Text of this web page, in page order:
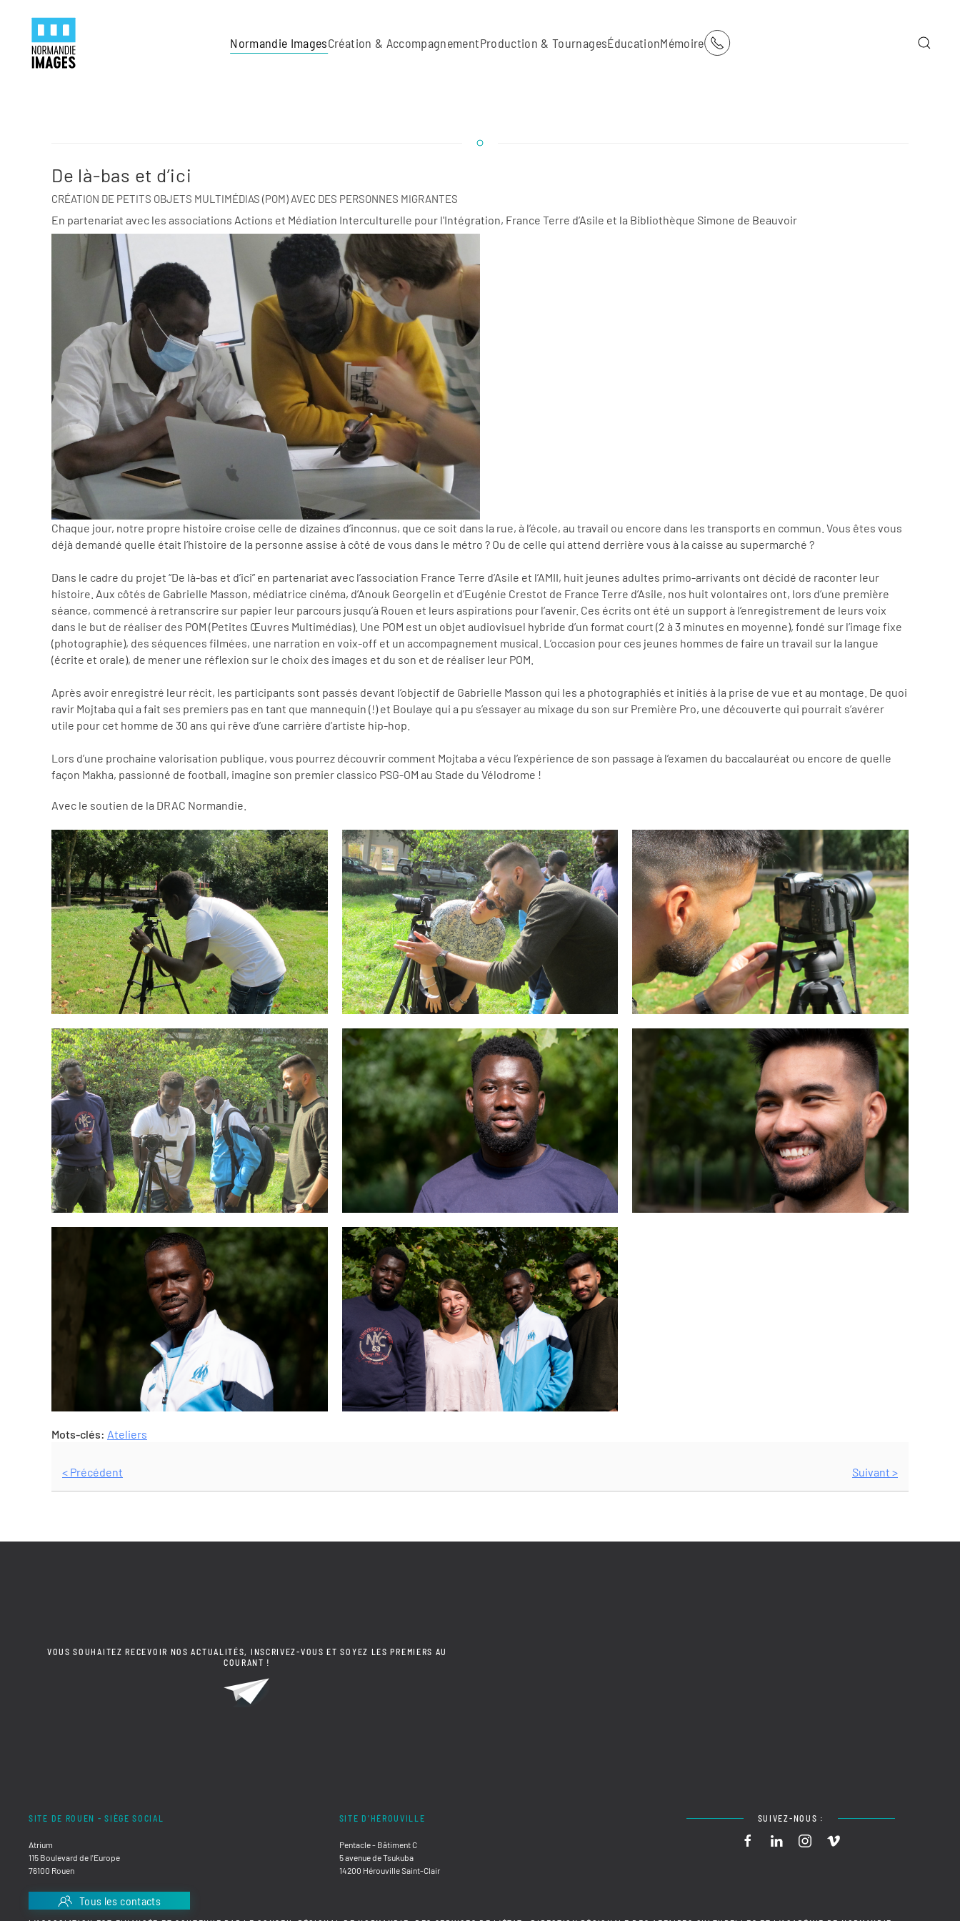
Skip to main content
Normandie ImagesCréation & AccompagnementProduction & TournagesÉducationMémoire
De là-bas et d’ici
CRÉATION DE PETITS OBJETS MULTIMÉDIAS (POM) AVEC DES PERSONNES MIGRANTES
En partenariat avec les associations Actions et Médiation Interculturelle pour l'Intégration, France Terre d’Asile et la Bibliothèque Simone de Beauvoir
Chaque jour, notre propre histoire croise celle de dizaines d’inconnus, que ce soit dans la rue, à l’école, au travail ou encore dans les transports en commun. Vous êtes vous
déjà demandé quelle était l’histoire de la personne assise à côté de vous dans le métro ? Ou de celle qui attend derrière vous à la caisse au supermarché ?
Dans le cadre du projet “De là-bas et d’ici” en partenariat avec l’association France Terre d’Asile et l’AMII, huit jeunes adultes primo-arrivants ont décidé de raconter leur
histoire. Aux côtés de Gabrielle Masson, médiatrice cinéma, d’Anouk Georgelin et d’Eugénie Crestot de France Terre d’Asile, nos huit volontaires ont, lors d’une première
séance, commencé à retranscrire sur papier leur parcours jusqu’à Rouen et leurs aspirations pour l’avenir. Ces écrits ont été un support à l’enregistrement de leurs voix
dans le but de réaliser des POM (Petites Œuvres Multimédias). Une POM est un objet audiovisuel hybride d’un format court (2 à 3 minutes en moyenne), fondé sur l’image fixe
(photographie), des séquences filmées, une narration en voix-off et un accompagnement musical. L’occasion pour ces jeunes hommes de faire un travail sur la langue
(écrite et orale), de mener une réflexion sur le choix des images et du son et de réaliser leur POM.
Après avoir enregistré leur récit, les participants sont passés devant l’objectif de Gabrielle Masson qui les a photographiés et initiés à la prise de vue et au montage. De quoi
ravir Mojtaba qui a fait ses premiers pas en tant que mannequin (!) et Boulaye qui a pu s’essayer au mixage du son sur Première Pro, une découverte qui pourrait s’avérer
utile pour cet homme de 30 ans qui rêve d’une carrière d’artiste hip-hop.
Lors d’une prochaine valorisation publique, vous pourrez découvrir comment Mojtaba a vécu l’expérience de son passage à l’examen du baccalauréat ou encore de quelle
façon Makha, passionné de football, imagine son premier classico PSG-OM au Stade du Vélodrome !
Avec le soutien de la DRAC Normandie.
Mots-clés: Ateliers
< Précédent Suivant >
VOUS SOUHAITEZ RECEVOIR NOS ACTUALITÉS, INSCRIVEZ-VOUS ET SOYEZ LES PREMIERS AU
COURANT !
SITE DE ROUEN - SIÈGE SOCIAL
Atrium
115 Boulevard de l'Europe
76100 Rouen
Tous les contacts
SITE D'HÉROUVILLE
Pentacle - Bâtiment C
5 avenue de Tsukuba
14200 Hérouville Saint-Clair
SUIVEZ-NOUS :